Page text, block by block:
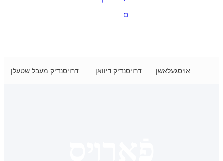
ם
דרויסנדיק מעבל שטעלן דרויסנדיק דיוואַן אױסגעלאָשן